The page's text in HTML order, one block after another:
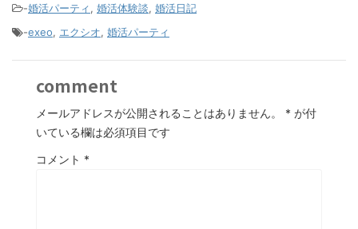
-婚活パーティ, 婚活体験談, 婚活日記
-exeo, エクシオ, 婚活パーティ
comment
メールアドレスが公開されることはありません。 * が付
いている欄は必須項目です
コメント *